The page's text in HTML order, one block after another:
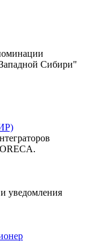
Сибири"
уведомления